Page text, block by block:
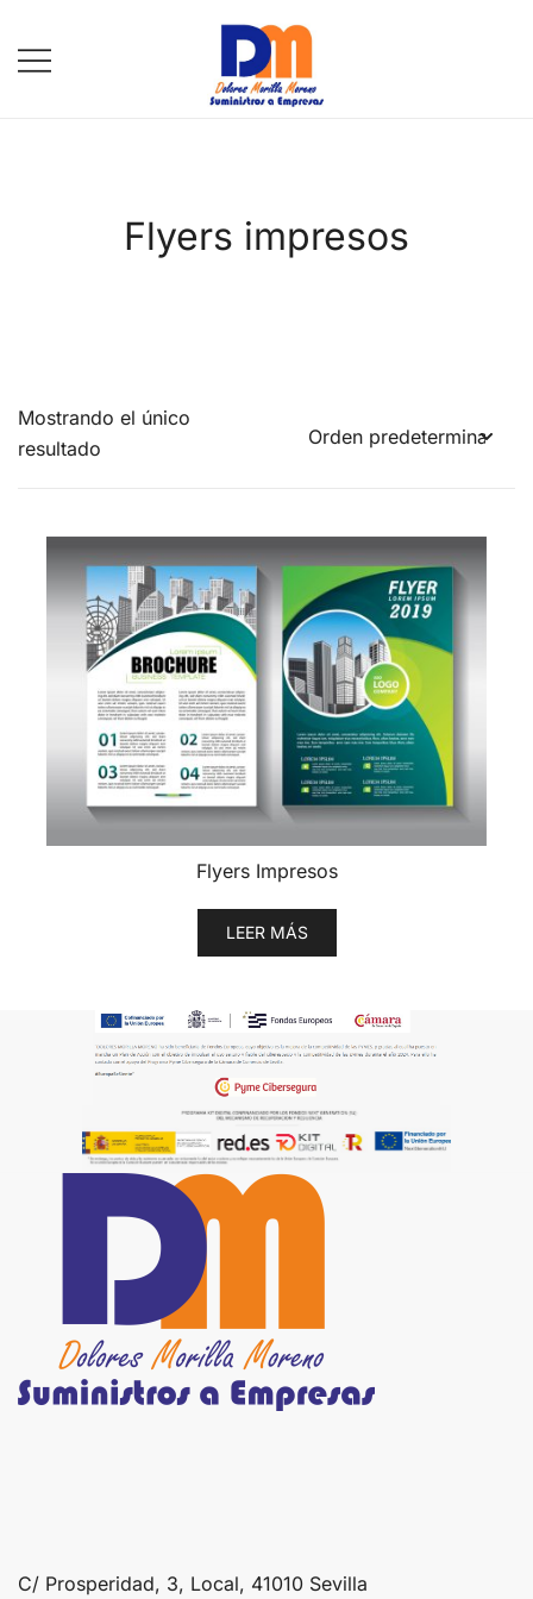
contenido
Flyers impresos
Mostrando el único
resultado
Flyers Impresos
LEER MÁS
C/ Prosperidad, 3, Local, 41010 Sevilla